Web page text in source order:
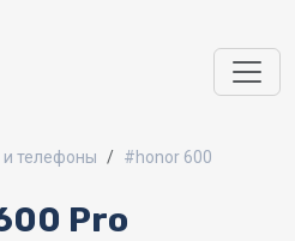
телефоны #honor 600
Pro